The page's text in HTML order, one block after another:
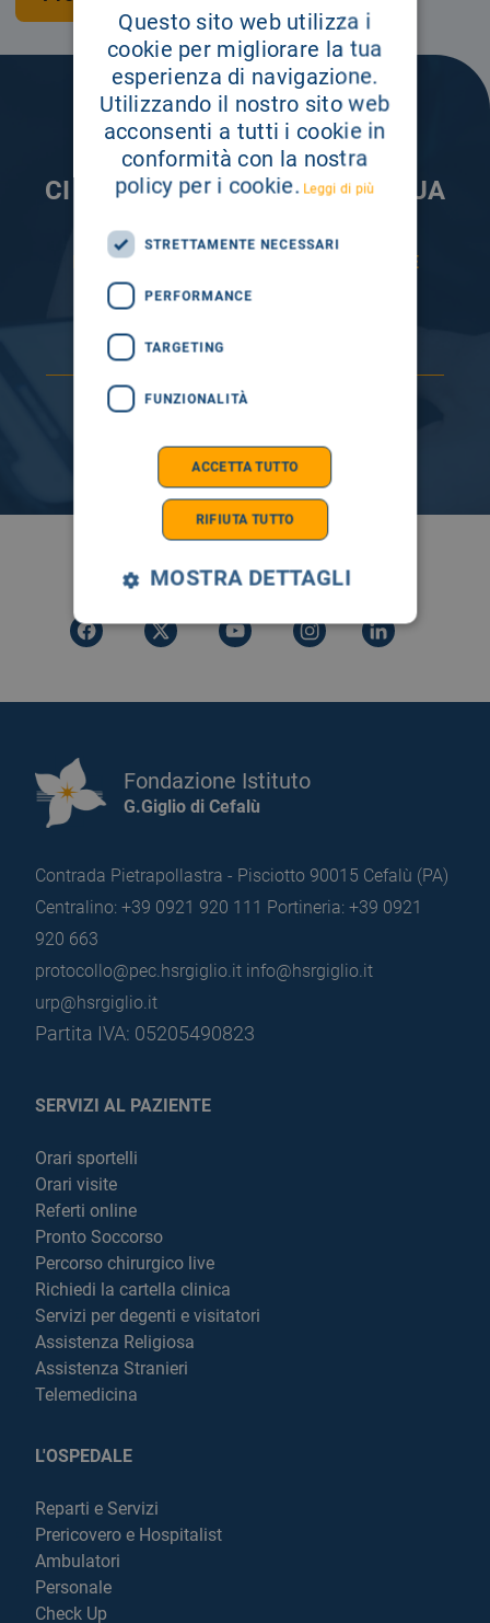
CI PRENDIAMO CURA DELLA TUA
ISCRIVITI AI NOSTRI CANALI PER RESTARE
SEGUICI SU
Fondazione Istituto
G.Giglio di Cefalù
Contrada Pietrapollastra - Pisciotto 90015 Cefalù (PA)
Centralino: +39 0921 920 111 Portineria: +39 0921
920 663
protocollo@pec.hsrgiglio.it info@hsrgiglio.it
urp@hsrgiglio.it
Partita IVA: 05205490823
SERVIZI AL PAZIENTE
Orari sportelli
Orari visite
Referti online
Pronto Soccorso
Percorso chirurgico live
Richiedi la cartella clinica
Servizi per degenti e visitatori
Assistenza Religiosa
Assistenza Stranieri
Telemedicina
L'OSPEDALE
Reparti e Servizi
Prericovero e Hospitalist
Ambulatori
Personale
Check Up
Questo sito web utilizza i
cookie per migliorare la tua
esperienza di navigazione.
Utilizzando il nostro sito web
acconsenti a tutti i cookie in
conformità con la nostra
policy per i cookie. Leggi di più
STRETTAMENTE NECESSARI
PERFORMANCE
TARGETING
FUNZIONALITÀ
ACCETTA TUTTO
RIFIUTA TUTTO
MOSTRA DETTAGLI